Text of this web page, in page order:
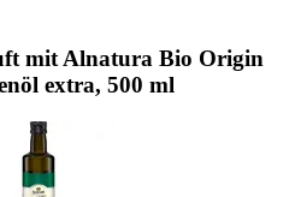
mit Alnatura Bio Origin
extra, 500 ml